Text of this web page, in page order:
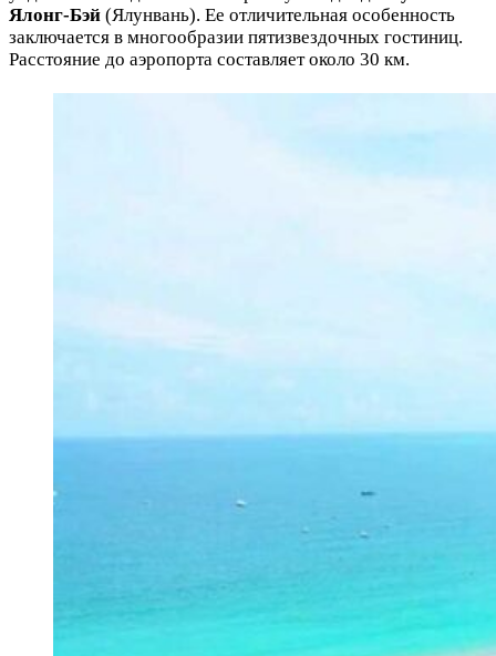
Ялонг-Бэй (Ялунвань). Ее отличительная особенность
заключается в многообразии пятизвездочных гостиниц.
Расстояние до аэропорта составляет около 30 км.